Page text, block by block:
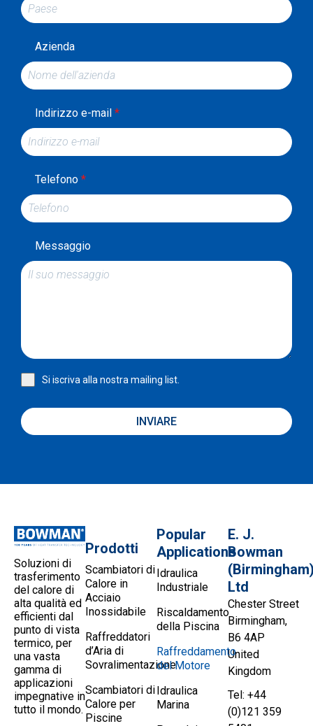
Azienda
Indirizzo e-mail *
Telefono *
Messaggio
Si iscriva alla nostra mailing list.
INVIARE
Soluzioni di
trasferimento
del calore di
alta qualità ed
efficienti dal
punto di vista
termico, per
una vasta
gamma di
applicazioni
impegnative in
tutto il mondo.
Prodotti
Scambiatori di
Calore in
Acciaio
Inossidabile
Raffreddatori
d’Aria di
Sovralimentazione
Scambiatori di
Calore per
Piscine
Popular
Applications
Idraulica
Industriale
Riscaldamento
della Piscina
Raffreddamento
del Motore
Idraulica
Marina
E. J.
Bowman
Ltd
Chester Street
Birmingham,
B6 4AP
United
Kingdom
Tel: +44
(0)121 359